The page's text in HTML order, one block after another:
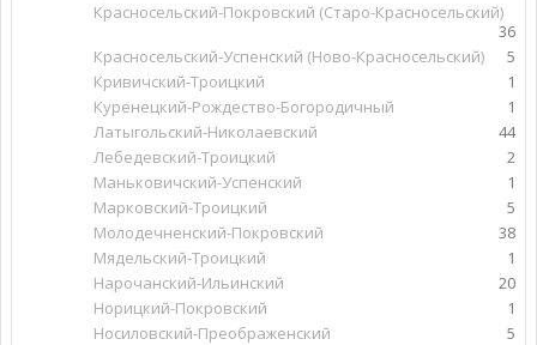
Красносельский-Покровский (Старо-Красносельский)
36
Красносельский-Успенский (Ново-Красносельский)
5
Кривичский-Троицкий
1
Куренецкий-Рождество-Богородичный
1
Латыгольский-Николаевский
44
Лебедевский-Троицкий
2
Маньковичский-Успенский
1
Марковский-Троицкий
5
Молодечненский-Покровский
38
Мядельский-Троицкий
1
Нарочанский-Ильинский
20
Норицкий-Покровский
1
Носиловский-Преображенский
5